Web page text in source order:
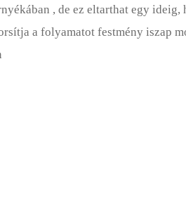
, de ez eltarthat egy ideig,
a folyamatot festmény iszap